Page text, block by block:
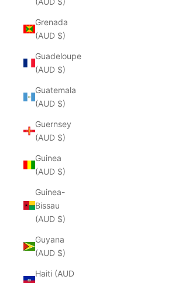
Grenada
(AUD $)
Guadeloupe
(AUD $)
Guatemala
(AUD $)
Guernsey
(AUD $)
Guinea
(AUD $)
Guinea-
Bissau
(AUD $)
Guyana
(AUD $)
Haiti (AUD